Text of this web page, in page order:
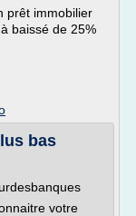
prêt immobilier
baissé de 25%
bas
votre